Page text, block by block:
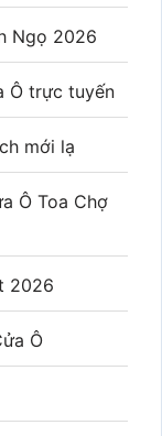
Ngọ 2026
Ô trực tuyến
mới lạ
Ô Toa Chợ
2026
Ô